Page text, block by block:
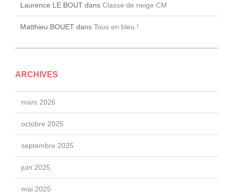
Laurence LE BOUT dans Classe de neige CM
Matthieu BOUET dans Tous en bleu !
ARCHIVES
mars 2026
octobre 2025
septembre 2025
juin 2025
mai 2025